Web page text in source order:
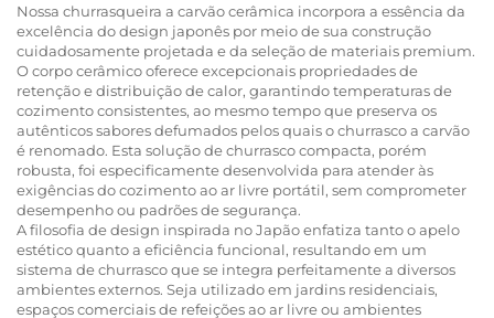
Nossa churrasqueira a carvão cerâmica incorpora a essência da
excelência do design japonês por meio de sua construção
cuidadosamente projetada e da seleção de materiais premium.
O corpo cerâmico oferece excepcionais propriedades de
retenção e distribuição de calor, garantindo temperaturas de
cozimento consistentes, ao mesmo tempo que preserva os
autênticos sabores defumados pelos quais o churrasco a carvão
é renomado. Esta solução de churrasco compacta, porém
robusta, foi especificamente desenvolvida para atender às
exigências do cozimento ao ar livre portátil, sem comprometer
desempenho ou padrões de segurança.
A filosofia de design inspirada no Japão enfatiza tanto o apelo
estético quanto a eficiência funcional, resultando em um
sistema de churrasco que se integra perfeitamente a diversos
ambientes externos. Seja utilizado em jardins residenciais,
espaços comerciais de refeições ao ar livre ou ambientes